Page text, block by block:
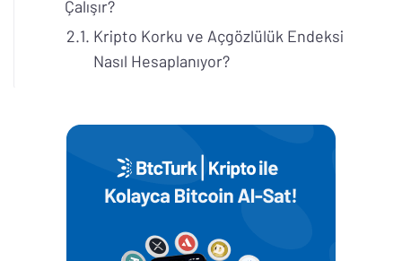
Çalışır?
Kripto Korku ve Açgözlülük Endeksi
Nasıl Hesaplanıyor?